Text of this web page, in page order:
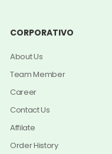
CORPORATIVO
About Us
Team Member
Career
Contact Us
Affilate
Order History